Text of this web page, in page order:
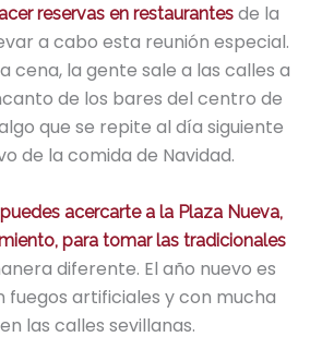
reservas en restaurantesde la
a cabo esta reunión especial.
cena, la gente sale a las calles a
de los bares del centro de
que se repite al día siguiente
de la comida de Navidad.
puedes acercarte a la Plaza Nueva,
para tomar las tradicionales
diferente. El año nuevo es
fuegos artificiales y con mucha
las calles sevillanas.